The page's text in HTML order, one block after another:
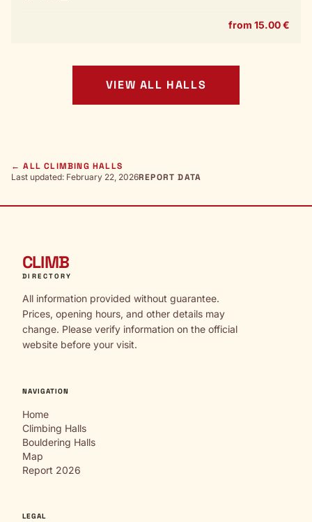
from 15.00 €
VIEW ALL HALLS
← ALL CLIMBING HALLS
Last updated: February 22, 2026REPORT DATA
CLIMB
DIRECTORY
All information provided without guarantee.
Prices, opening hours, and other details may
change. Please verify information on the official
website before your visit.
NAVIGATION
Home
Climbing Halls
Bouldering Halls
Map
Report 2026
LEGAL